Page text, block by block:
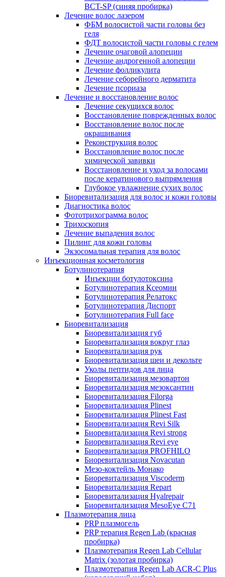
BCT-SP (синяя пробирка)
Лечение волос лазером
ФБМ волосистой части головы без
геля
ФДТ волосистой части головы с гелем
Лечение очаговой алопеции
Лечение андрогенной алопеции
Лечение фолликулита
Лечение себорейного дерматита
Лечение псориаза
Лечение и восстановление волос
Лечение секущихся волос
Восстановление поврежденных волос
Восстановление волос после
окрашивания
Реконструкция волос
Восстановление волос после
химической завивки
Восстановление и уход за волосами
после кератинового выпрямления
Глубокое увлажнение сухих волос
Биоревитализация для волос и кожи головы
Диагностика волос
Фототрихограмма волос
Трихоскопия
Лечение выпадения волос
Пилинг для кожи головы
Экзосомальная терапия для волос
Инъекционная косметология
Ботулинотерапия
Инъекции ботулотоксина
Ботулинотерапия Ксеомин
Ботулинотерапия Релатокс
Ботулинотерапия Диспорт
Ботулинотерапия Full face
Биоревитализация
Биоревитализация губ
Биоревитализация вокруг глаз
Биоревитализация рук
Биоревитализация шеи и декольте
Уколы пептидов для лица
Биоревитализация мезовартон
Биоревитализация мезоксантин
Биоревитализация Filorga
Биоревитализация Plinest
Биоревитализация Plinest Fast
Биоревитализация Revi Silk
Биоревитализация Revi strong
Биоревитализация Revi eye
Биоревитализация PROFHILO
Биоревитализация Novacutan
Мезо-коктейль Монако
Биоревитализация Viscoderm
Биоревитализация Repart
Биоревитализация Hyalrepair
Биоревитализация MesoEye C71
Плазмотерапия лица
PRP плазмогель
PRP терапия Regen Lab (красная
пробирка)
Плазмотерапия Regen Lab Cellular
Matrix (золотая пробирка)
Плазмотерапия Regen Lab ACR-C Plus